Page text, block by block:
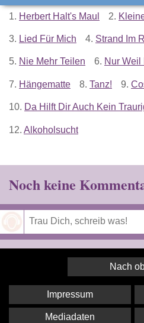
1. Herbert Halt's Maul 2.
3. Lied Für Mich 4. Strand Im
5. Nie Mehr Teilen 6. Nur Weil
7. Hängematte 8. Tanz! 9.
10. Da Hilft Dir Auch Kein
12. Alkoholsucht
Noch keine
Nach
Impressum
Mediadaten